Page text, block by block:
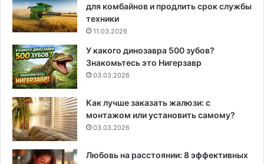
для комбайнов и продлить срок службы
техники
11.03.2026
У какого динозавра 500 зубов?
Знакомьтесь это Нигерзавр
03.03.2026
Как лучше заказать жалюзи: с
монтажом или установить самому?
03.03.2026
Любовь на расстоянии: 8 эффективных